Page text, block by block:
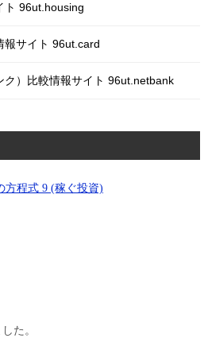
ト 96ut.housing
報サイト 96ut.card
ク）比較情報サイト 96ut.netbank
方程式 9 (稼ぐ投資)
た。